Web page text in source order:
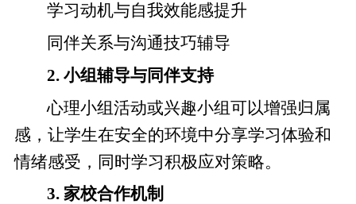
学习动机与自我效能感提升
同伴关系与沟通技巧辅导
2. 小组辅导与同伴支持
心理小组活动或兴趣小组可以增强归属
感，让学生在安全的环境中分享学习体验和
情绪感受，同时学习积极应对策略。
3. 家校合作机制